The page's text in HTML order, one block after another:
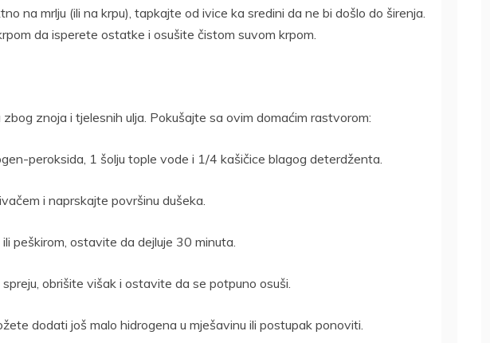
na mrlju (ili na krpu), tapkajte od ivice ka sredini da ne bi došlo do širenja.
da isperete ostatke i osušite čistom suvom krpom.
znoja i tjelesnih ulja. Pokušajte sa ovim domaćim rastvorom:
peroksida, 1 šolju tople vode i 1/4 kašičice blagog deterdženta.
i naprskajte površinu dušeka.
peškirom, ostavite da dejluje 30 minuta.
obrišite višak i ostavite da se potpuno osuši.
dodati još malo hidrogena u mješavinu ili postupak ponoviti.